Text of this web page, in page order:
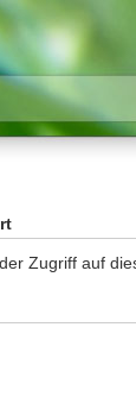
Zugriff auf